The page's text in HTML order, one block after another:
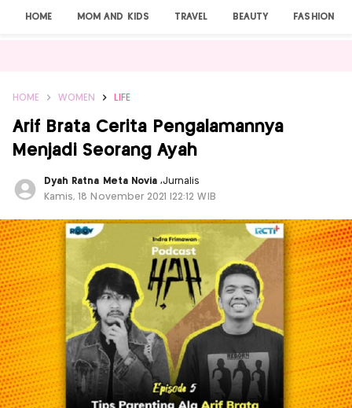
HOME MOM AND KIDS TRAVEL BEAUTY FASHION
HOME WOMEN LIFE
Arif Brata Cerita Pengalamannya
Menjadi Seorang Ayah
Dyah Ratna Meta Novia,Jurnalis
Kamis, 18 November 2021 |22:12 WIB